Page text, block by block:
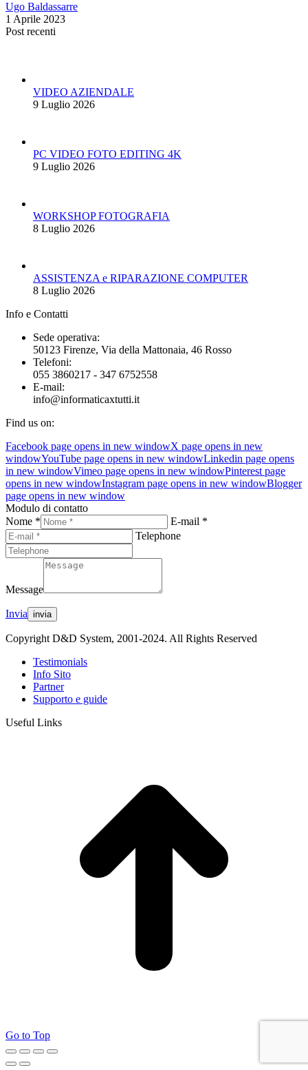
Ugo Baldassarre
1 Aprile 2023
Post recenti
VIDEO AZIENDALE
9 Luglio 2026
PC VIDEO FOTO EDITING 4K
9 Luglio 2026
WORKSHOP FOTOGRAFIA
8 Luglio 2026
ASSISTENZA e RIPARAZIONE COMPUTER
8 Luglio 2026
Info e Contatti
Sede operativa:
50123 Firenze, Via della Mattonaia, 46 Rosso
Telefoni:
055 3860217 - 347 6752558
E-mail:
info@informaticaxtutti.it
Find us on:
Facebook page opens in new windowX page opens in new
windowYouTube page opens in new windowLinkedin page opens
in new windowVimeo page opens in new windowPinterest page
opens in new windowInstagram page opens in new windowBlogger
page opens in new window
Modulo di contatto
Nome *
E-mail *
Telephone
Message
Invia
Copyright D&D System, 2001-2024. All Rights Reserved
Testimonials
Info Sito
Partner
Supporto e guide
Useful Links
Go to Top